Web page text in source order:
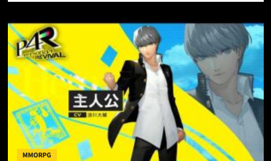
Brave
Frontier
Origin
анонсирована
под
лозунгом
возвращения
к
истокам
MMORPG